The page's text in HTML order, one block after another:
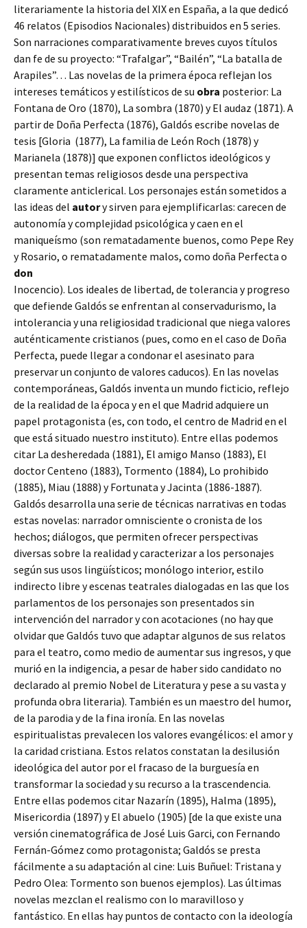
literariamente la historia del XIX en España, a la que dedicó
46 relatos (Episodios Nacionales) distribuidos en 5 series.
Son narraciones comparativamente breves cuyos títulos
dan fe de su proyecto: “Trafalgar”, “Bailén”, “La batalla de
Arapiles”… Las novelas de la primera época reflejan los
intereses temáticos y estilísticos de su obra posterior: La
Fontana de Oro (1870), La sombra (1870) y El audaz (1871). A
partir de Doña Perfecta (1876), Galdós escribe novelas de
tesis [Gloria (1877), La familia de León Roch (1878) y
Marianela (1878)] que exponen conflictos ideológicos y
presentan temas religiosos desde una perspectiva
claramente anticlerical. Los personajes están sometidos a
las ideas del autory sirven para ejemplificarlas: carecen de
autonomía y complejidad psicológica y caen en el
maniqueísmo (son rematadamente buenos, como Pepe Rey
y Rosario, o rematadamente malos, como doña Perfecta o
don
Inocencio). Los ideales de libertad, de tolerancia y progreso
que defiende Galdós se enfrentan al conservadurismo, la
intolerancia y una religiosidad tradicional que niega valores
auténticamente cristianos (pues, como en el caso de Doña
Perfecta, puede llegar a condonar el asesinato para
preservar un conjunto de valores caducos). En las novelas
contemporáneas, Galdós inventa un mundo ficticio, reflejo
de la realidad de la época y en el que Madrid adquiere un
papel protagonista (es, con todo, el centro de Madrid en el
que está situado nuestro instituto). Entre ellas podemos
citar La desheredada (1881), El amigo Manso (1883), El
doctor Centeno (1883), Tormento (1884), Lo prohibido
(1885), Miau (1888) y Fortunata y Jacinta (1886-1887).
Galdós desarrolla una serie de técnicas narrativas en todas
estas novelas: narrador omnisciente o cronista de los
hechos; diálogos, que permiten ofrecer perspectivas
diversas sobre la realidad y caracterizar a los personajes
según sus usos lingüísticos; monólogo interior, estilo
indirecto libre y escenas teatrales dialogadas en las que los
parlamentos de los personajes son presentados sin
intervención del narrador y con acotaciones (no hay que
olvidar que Galdós tuvo que adaptar algunos de sus relatos
para el teatro, como medio de aumentar sus ingresos, y que
murió en la indigencia, a pesar de haber sido candidato no
declarado al premio Nobel de Literatura y pese a su vasta y
profunda obra literaria). También es un maestro del humor,
de la parodia y de la fina ironía. En las novelas
espiritualistas prevalecen los valores evangélicos: el amor y
la caridad cristiana. Estos relatos constatan la desilusión
ideológica del autor por el fracaso de la burguesía en
transformar la sociedad y su recurso a la trascendencia.
Entre ellas podemos citar Nazarín (1895), Halma (1895),
Misericordia (1897) y El abuelo (1905) [de la que existe una
versión cinematográfica de José Luis Garci, con Fernando
Fernán-Gómez como protagonista; Galdós se presta
fácilmente a su adaptación al cine: Luis Buñuel: Tristana y
Pedro Olea: Tormento son buenos ejemplos). Las últimas
novelas mezclan el realismo con lo maravilloso y
fantástico. En ellas hay puntos de contacto con la ideología